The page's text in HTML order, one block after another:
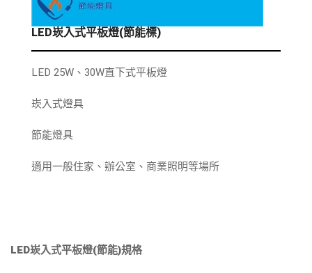
LED崁入式平板燈(節能標)
LED 25W、30W直下式平板燈
崁入式燈具
節能燈具
適用一般住家、辦公室、商業照明等場所
LED崁入式平板燈(節能)規格